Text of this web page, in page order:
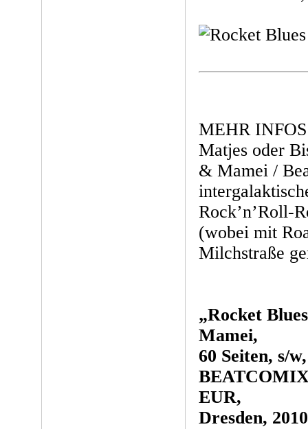
MEHR
Matjes oder
& Mamei /
Rock’n’Roll-
(wobei mit
Milchstraße
„Rocket
Mamei,
60 Seiten, s/
EUR,
Dresden, 2010